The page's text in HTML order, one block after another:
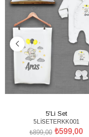
5'Li Set
5LİSETERKK001
₺599,00
₺899,00